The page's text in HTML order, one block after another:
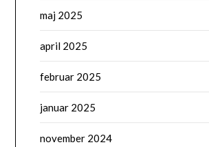
maj 2025
april 2025
februar 2025
januar 2025
november 2024